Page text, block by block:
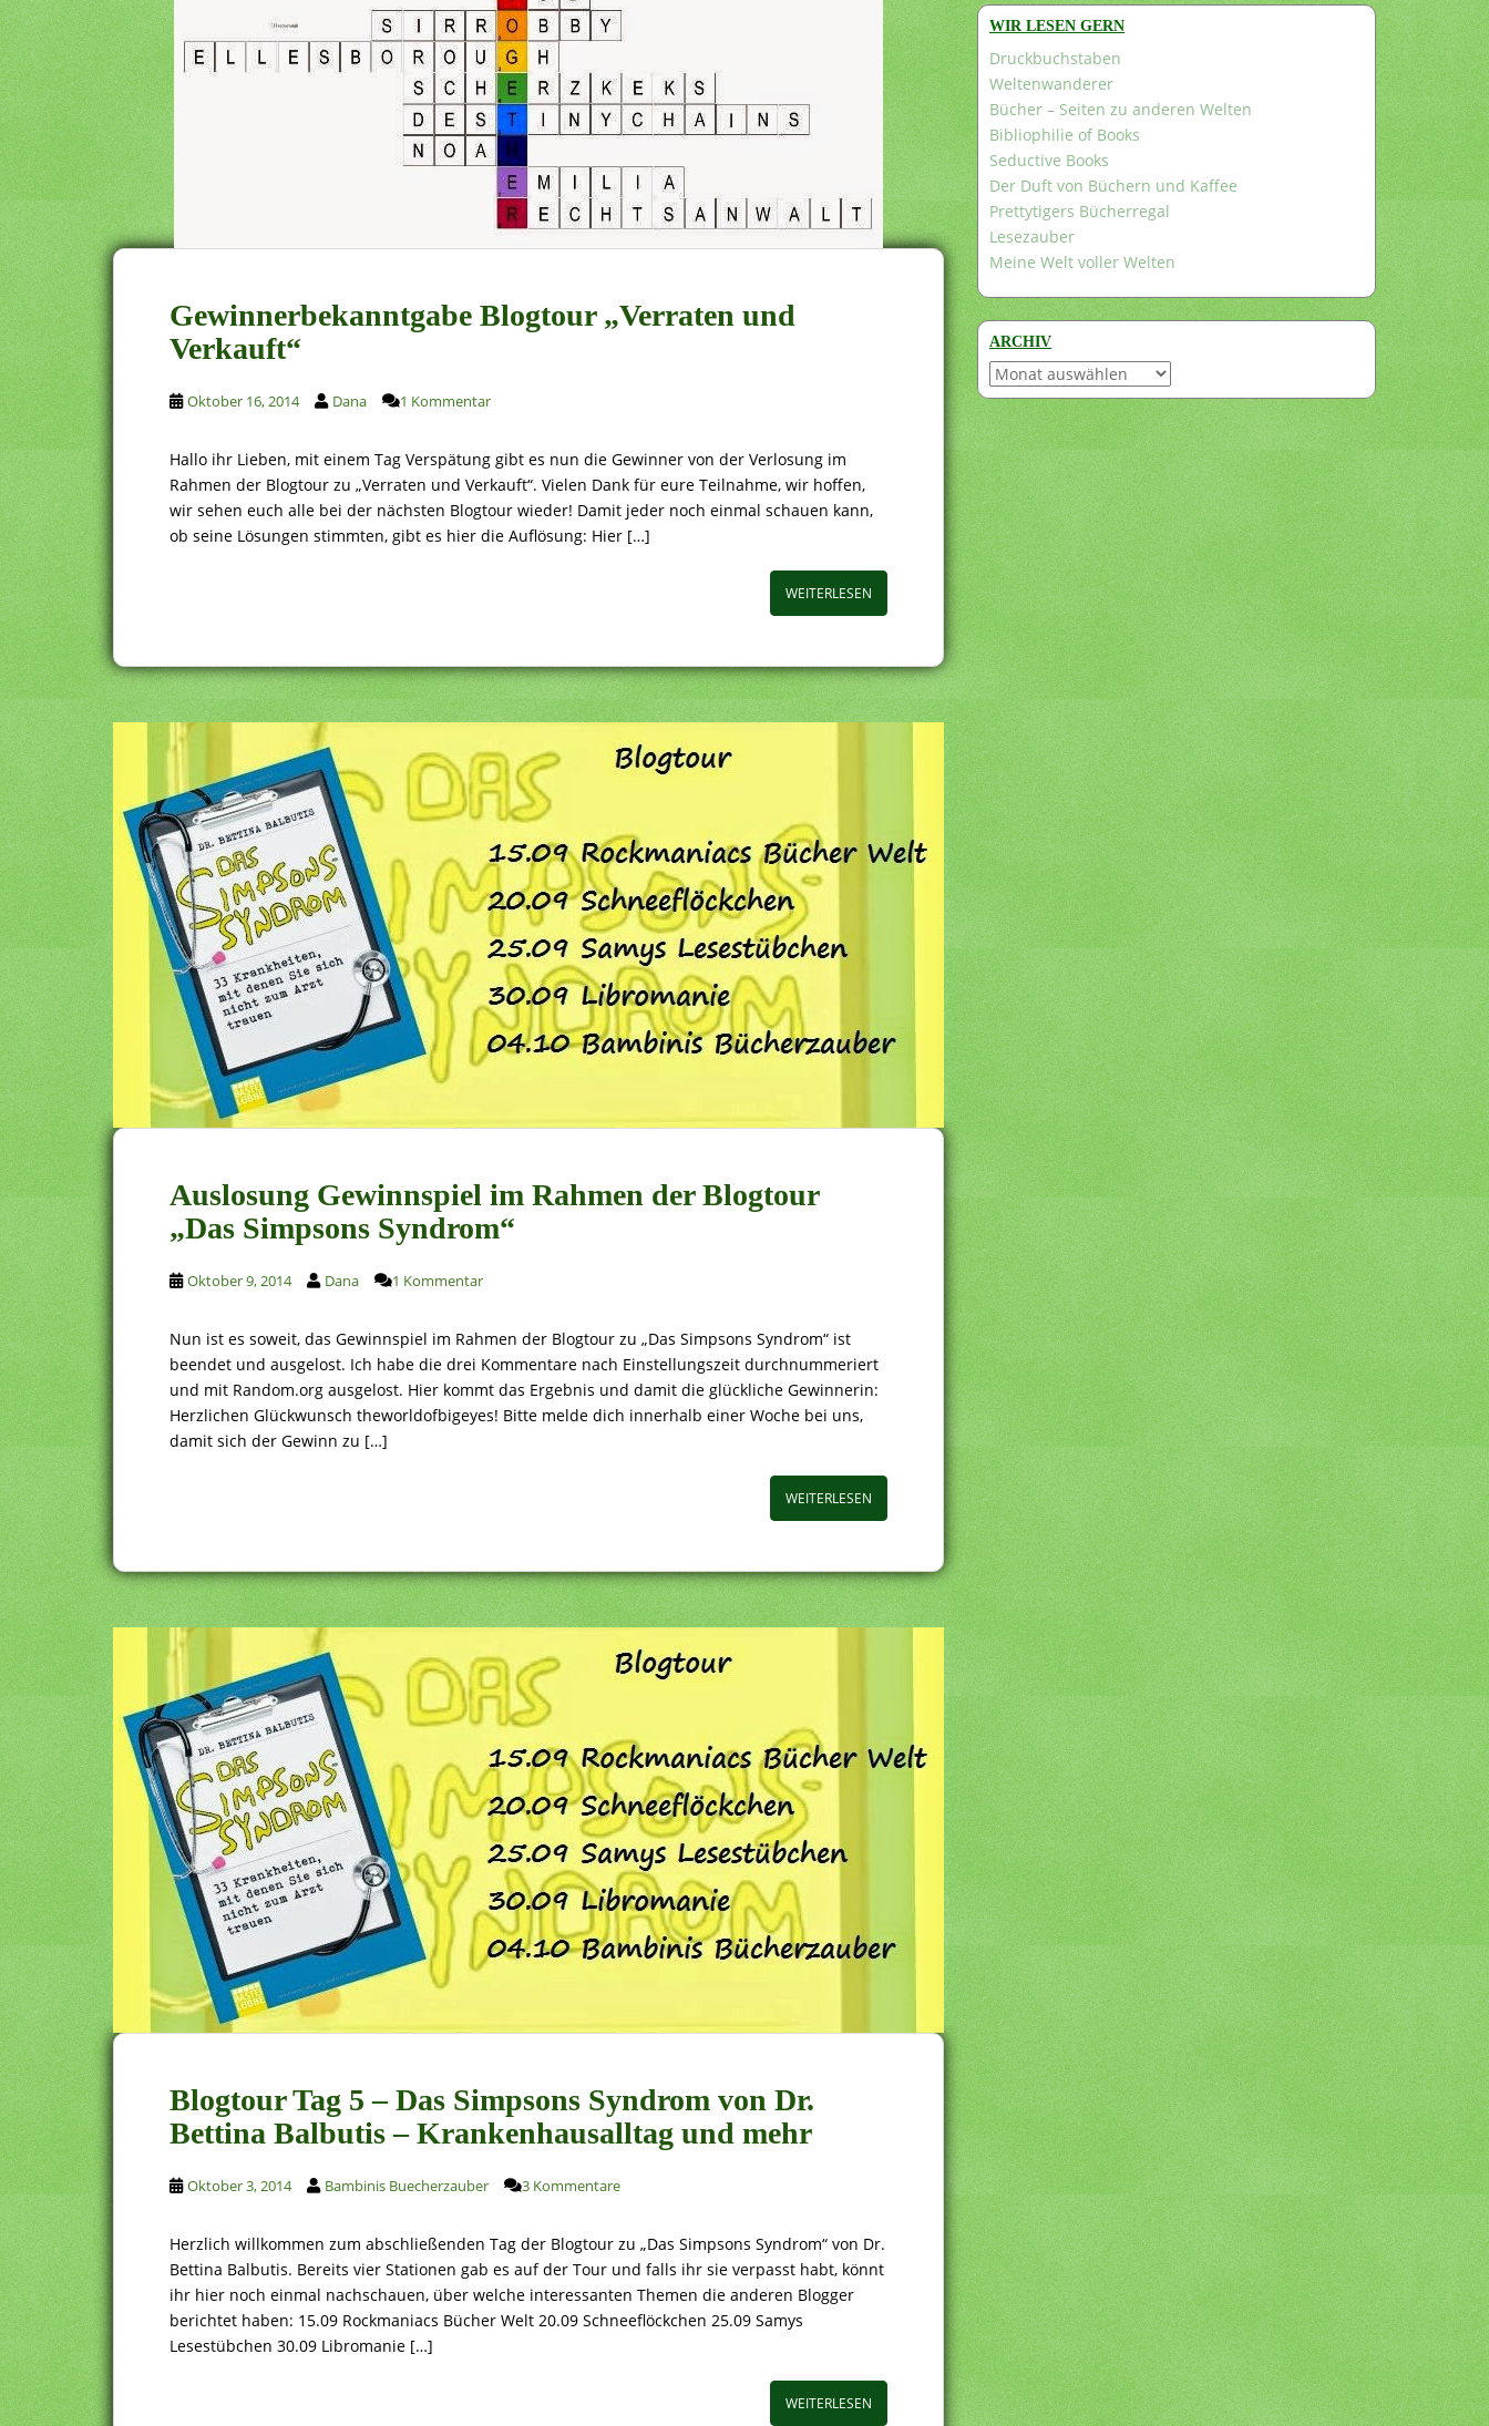
Gewinnerbekanntgabe Blogtour „Verraten und
Verkauft“
Oktober 16, 2014 Dana 1 Kommentar
Hallo ihr Lieben, mit einem Tag Verspätung gibt es nun die Gewinner von der Verlosung im
Rahmen der Blogtour zu „Verraten und Verkauft“. Vielen Dank für eure Teilnahme, wir hoffen,
wir sehen euch alle bei der nächsten Blogtour wieder! Damit jeder noch einmal schauen kann,
ob seine Lösungen stimmten, gibt es hier die Auflösung: Hier […]
WEITERLESEN
Auslosung Gewinnspiel im Rahmen der Blogtour
„Das Simpsons Syndrom“
Oktober 9, 2014 Dana 1 Kommentar
Nun ist es soweit, das Gewinnspiel im Rahmen der Blogtour zu „Das Simpsons Syndrom“ ist
beendet und ausgelost. Ich habe die drei Kommentare nach Einstellungszeit durchnummeriert
und mit Random.org ausgelost. Hier kommt das Ergebnis und damit die glückliche Gewinnerin:
Herzlichen Glückwunsch theworldofbigeyes! Bitte melde dich innerhalb einer Woche bei uns,
damit sich der Gewinn zu […]
WEITERLESEN
Blogtour Tag 5 – Das Simpsons Syndrom von Dr.
Bettina Balbutis – Krankenhausalltag und mehr
Oktober 3, 2014 Bambinis Buecherzauber 3 Kommentare
Herzlich willkommen zum abschließenden Tag der Blogtour zu „Das Simpsons Syndrom“ von Dr.
Bettina Balbutis. Bereits vier Stationen gab es auf der Tour und falls ihr sie verpasst habt, könnt
ihr hier noch einmal nachschauen, über welche interessanten Themen die anderen Blogger
berichtet haben: 15.09 Rockmaniacs Bücher Welt 20.09 Schneeflöckchen 25.09 Samys
Lesestübchen 30.09 Libromanie […]
WEITERLESEN
WIR LESEN GERN
Druckbuchstaben
Weltenwanderer
Bücher – Seiten zu anderen Welten
Bibliophilie of Books
Seductive Books
Der Duft von Büchern und Kaffee
Prettytigers Bücherregal
Lesezauber
Meine Welt voller Welten
ARCHIV
Archiv